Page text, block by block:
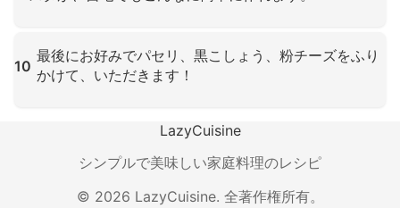
10
最後にお好みでパセリ、黒こしょう、粉チーズをふり
かけて、いただきます！
LazyCuisine
シンプルで美味しい家庭料理のレシピ
© 2026 LazyCuisine. 全著作権所有。